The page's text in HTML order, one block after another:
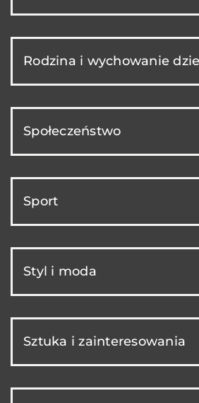
Rodzina i wychowanie
Społeczeństwo
Sport
Styl i moda
Sztuka i zainteresowania